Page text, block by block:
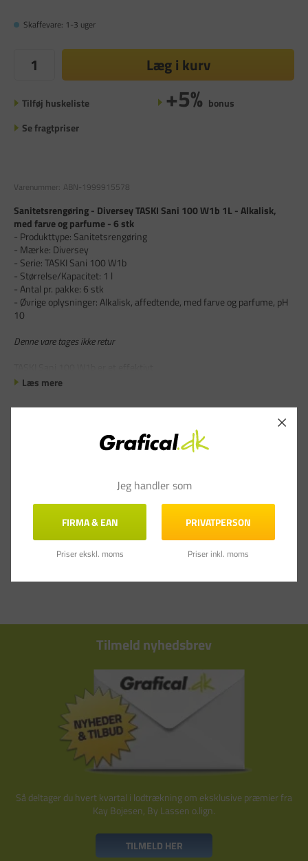
Skaffevare: 1-3 uger
Læg i kurv
Tilføj huskeliste +5% bonus
Se fragtpriser
Varenummer: ABN-1999915578
Sanitetsrengøring - Diversey TASKI Sani 100 W1b 1L - Alkalisk,
med farve og parfume - 6 stk
- Produkttype: Sanitetsrengøring
- Mærke: Diversey
- Serie: TASKI Sani 100 W1b
- Størrelse/Kapacitet: 1 l
- Antal pr. pakke: 6 stk
- Øvrige oplysninger: Alkalisk, affedtende, med farve og parfume, pH
10
Denne vare tages ikke retur
Læs mere
Tilmeld nyhedsbrev
Så deltager du hvert kvartal i lodtrækning om eksklusive præmier fra
Kay Bojesen, By Lassen o.lign.
TILMELD HER
Jeg handler som
FIRMA & EAN
Priser ekskl. moms
PRIVATPERSON
Priser inkl. moms